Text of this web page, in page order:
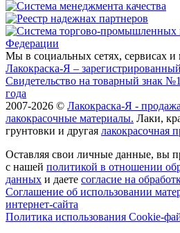
Мы в социальных сетях, сервисах и
Лакокраска-Я –
Свидетельство на товарный знак
года
2007-2026 © Лакокраска-Я -
лакокрасочные материалы. Лаки,
грунтовки и другая лакокрасочная
Оставляя свои личные данные, вы
с нашей политикой в отношении
данных и даете cогласие на
Соглашение об использовании
интернет-сайта
Политика использования Cookie-